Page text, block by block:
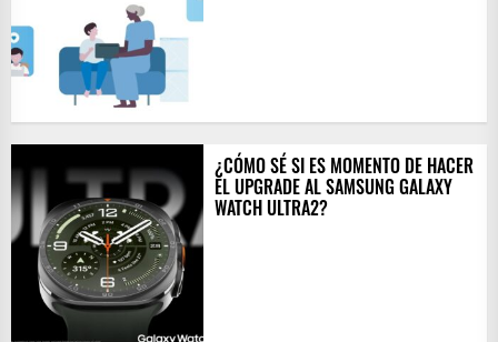
¿CÓMO SÉ SI ES MOMENTO DE HACER
EL UPGRADE AL SAMSUNG GALAXY
WATCH ULTRA2?